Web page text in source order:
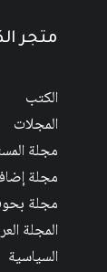
متجر
الكتب
المجلات
مجلة
مجلة
مجلة
المجلة
السياسية